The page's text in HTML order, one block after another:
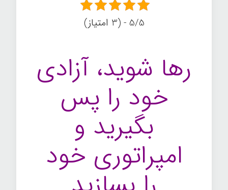
5/5 - (3 امتیاز)
رها شوید، آزادی
خود را پس
بگیرید و
امپراتوری خود